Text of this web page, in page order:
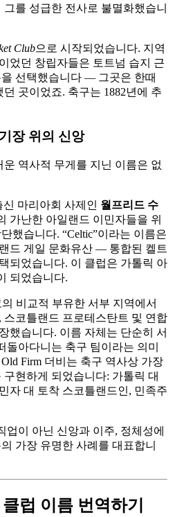
그를 성급한 전사로 불멸화했습니
Club으로 시작되었습니다. 지역
었던 창립자들은 토트넘 습지 근
선택했습니다 — 그곳은 한때
곳이었죠. 축구는 1882년에 추
장 위의 신앙
역사적 무게를 지닌 이름은 없
신 마리아회 사제인 월프리드 수
가난한 아일랜드 이민자들을 위
했습니다. “Celtic”이라는 이름은
드 게일 문화유산 — 통합된 켈트
되었습니다. 이 클럽은 가톨릭 아
되었습니다.
비교적 부유한 서부 지역에서
코틀랜드 프로테스탄트 및 연합
했습니다. 이름 자체는 단순히 서
돌아다니는 축구 팀이라는 의미
Firm 더비는 축구 역사상 가장
현하게 되었습니다: 가톨릭 대
자 대 토착 스코틀랜드인, 민족주
업이 아닌 신앙과 이주, 정체성에
가장 유명한 사례를 대표합니
럽 이름 번역하기